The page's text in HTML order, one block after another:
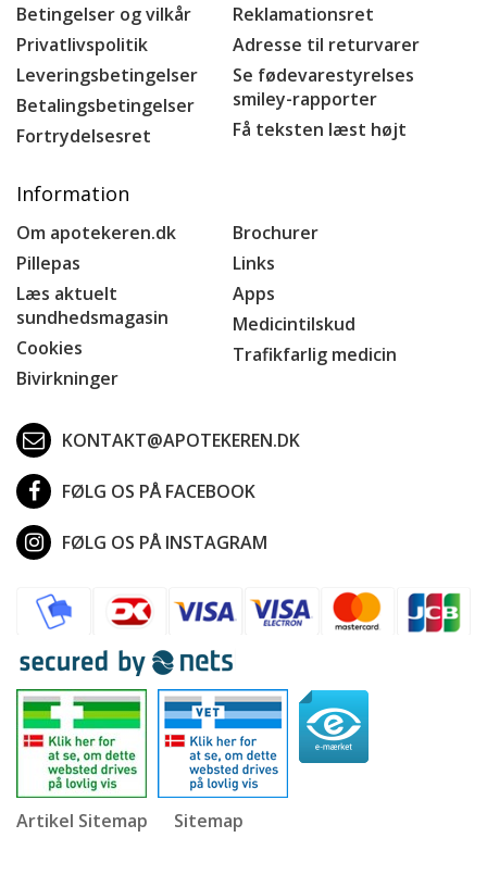
Betingelser og vilkår
Privatlivspolitik
Leveringsbetingelser
Betalingsbetingelser
Fortrydelsesret
Reklamationsret
Adresse til returvarer
Se fødevarestyrelses
smiley-rapporter
Få teksten læst højt
Information
Om apotekeren.dk
Pillepas
Læs aktuelt
sundhedsmagasin
Cookies
Bivirkninger
Brochurer
Links
Apps
Medicintilskud
Trafikfarlig medicin
KONTAKT@APOTEKEREN.DK
FØLG OS PÅ FACEBOOK
FØLG OS PÅ INSTAGRAM
Artikel Sitemap Sitemap